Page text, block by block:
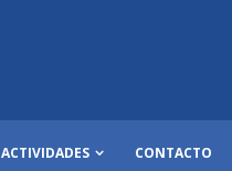
ACTIVIDADES CONTACTO